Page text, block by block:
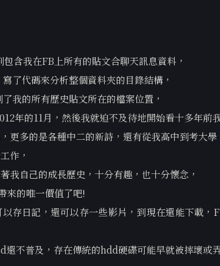
含我在FB上所有的貼文合聊天訊息資料，
了代碼來分析整個資料夾的目錄結構，
我的所有歷史貼文所在的檔案位置，
年的11月，然後我就迫不及待地開始看十多年前
更多的是各種中二的新詩，還有從我高中到考大
作，
我自己的成長歷史，十分有趣，也十分懷念，
來的唯一價值了吧!
存日記，還可以存一些影片，到現在還能下載，
還不普及，存在傳統的hdd硬碟可能早就被摔壞或